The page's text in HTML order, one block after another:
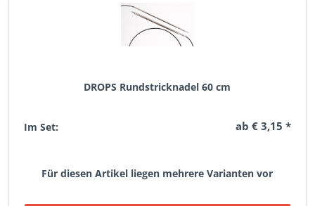
DROPS Rundstricknadel 60 cm
Im Set: ab € 3,15 *
Für diesen Artikel liegen mehrere Varianten vor